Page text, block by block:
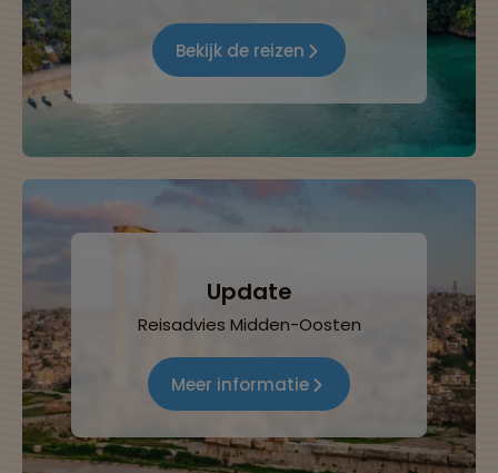
Bekijk de reizen
Update
Reisadvies Midden-Oosten
Meer informatie